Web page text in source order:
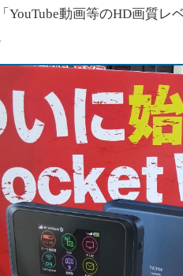
YouTube動画等のHD画質レ